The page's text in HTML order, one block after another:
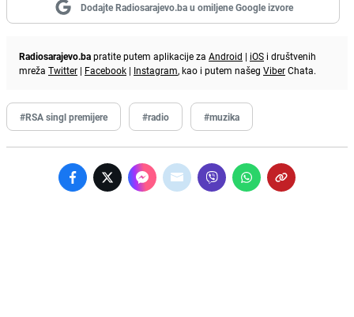
Dodajte Radiosarajevo.ba u omiljene Google izvore
Radiosarajevo.bapratite putem aplikacije za Android | iOS i društvenih
mreža Twitter | Facebook | Instagram, kao i putem našeg ViberChata.
#RSA singl premijere #radio #muzika